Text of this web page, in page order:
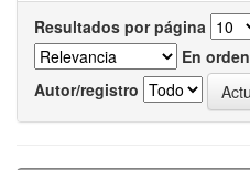
Resultados por página
En orden
Autor/registro